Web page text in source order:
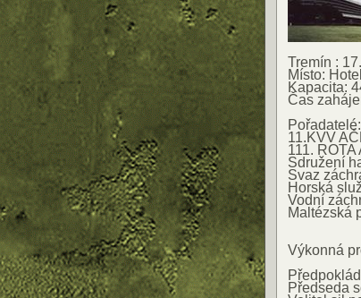
Tremín :
Místo:
Kapacita:
Čas
Pořadatelé:
11.KVV
111.
Sdružení
Svaz
Horská
Vodní
Maltézská
Výkonná
Předseda